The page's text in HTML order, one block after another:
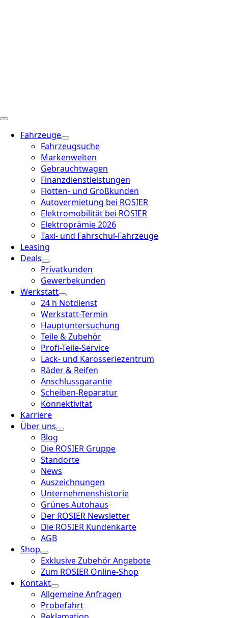
Fahrzeuge
Fahrzeugsuche
Markenwelten
Gebrauchtwagen
Finanzdienstleistungen
Flotten- und Großkunden
Autovermietung bei ROSIER
Elektromobilität bei ROSIER
Elektroprämie 2026
Taxi- und Fahrschul-Fahrzeuge
Leasing
Deals
Privatkunden
Gewerbekunden
Werkstatt
24 h Notdienst
Werkstatt-Termin
Hauptuntersuchung
Teile & Zubehör
Profi-Teile-Service
Lack- und Karosseriezentrum
Räder & Reifen
Anschlussgarantie
Scheiben-Reparatur
Konnektivität
Karriere
Über uns
Blog
Die ROSIER Gruppe
Standorte
News
Auszeichnungen
Unternehmenshistorie
Grünes Autohaus
Der ROSIER Newsletter
Die ROSIER Kundenkarte
AGB
Shop
Exklusive Zubehör Angebote
Zum ROSIER Online-Shop
Kontakt
Allgemeine Anfragen
Probefahrt